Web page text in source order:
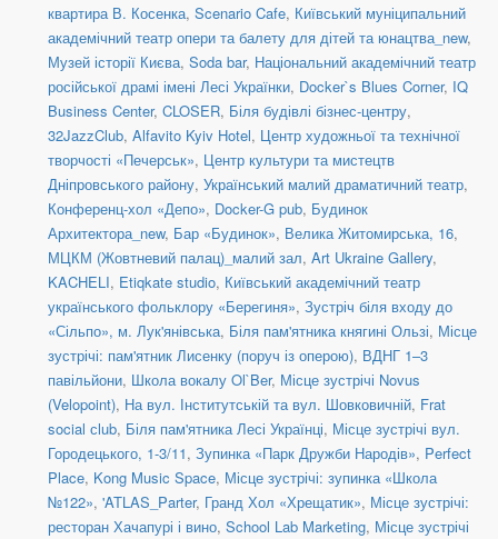
квартира В. Косенка, Scenario Cafe, Київський муніципальний
академічний театр опери та балету для дітей та юнацтва_new,
Музей історії Києва, Soda bar, Національний академічний театр
російської драмі імені Лесі Українки, Docker`s Blues Corner, IQ
Business Center, CLOSER, Біля будівлі бізнес-центру,
32JazzClub, Alfavito Kyiv Hotel, Центр художньої та технічної
творчості «Печерськ», Центр культури та мистецтв
Дніпровського району, Український малий драматичний театр,
Конференц-хол «Депо», Docker-G pub, Будинок
Архитектора_new, Бар «Будинок», Велика Житомирська, 16,
МЦКМ (Жовтневий палац)_малий зал, Art Ukraine Gallery,
KACHELI, Etiqkate studio, Київський академічний театр
українського фольклору «Берегиня», Зустріч біля входу до
«Сільпо», м. Лук'янівська, Біля пам'ятника княгині Ользі, Місце
зустрічі: пам'ятник Лисенку (поруч із оперою), ВДНГ 1–3
павільйони, Школа вокалу Ol`Ber, Місце зустрічі Novus
(Velopoint), На вул. Інститутській та вул. Шовковичній, Frat
social сlub, Біля пам'ятника Лесі Українці, Місце зустрічі вул.
Городецького, 1-3/11, Зупинка «Парк Дружби Народів», Perfect
Place, Kong Music Space, Місце зустрічі: зупинка «Школа
№122», 'ATLAS_Parter, Гранд Хол «Хрещатик», Місце зустрічі:
ресторан Хачапурі і вино, School Lab Marketing, Місце зустрічі